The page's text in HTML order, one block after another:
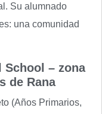
Su alumnado
una comunidad
– zona
de Rana
(Años Primarios,